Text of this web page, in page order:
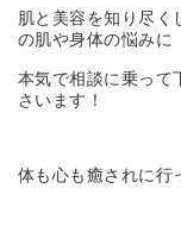
肌と美容を知り尽
の肌や身体の悩みに
本気で相談に乗って
さいます！
体も心も癒されに行